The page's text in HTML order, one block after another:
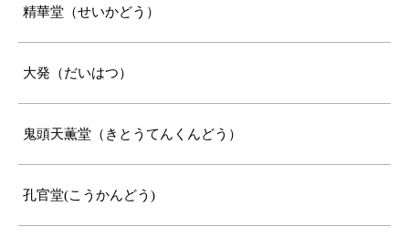
精華堂（せいかどう）
大発（だいはつ）
鬼頭天薫堂（きとうてんくんどう）
孔官堂(こうかんどう)